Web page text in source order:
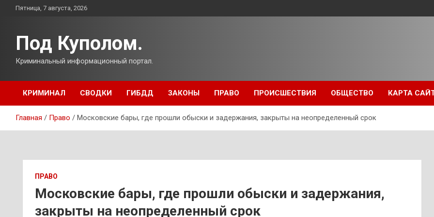
ПерейтиПятница, 7 августа, 2026
Под Куполом.
Криминальный информационный портал.
КРИМИНАЛ СВОДКИ ГИБДД ЗАКОНЫ ПРАВО ПРОИСШЕСТВИЯ ОБЩЕСТВО КАРТА
Главная Право Московские бары, где прошли обыски и задержания, закрыты на неопределенный срок
ПРАВО
Московские бары, где прошли обыски и задержания,
закрыты на неопределенный срок